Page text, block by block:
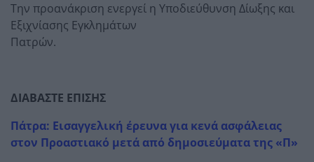
Την προανάκριση ενεργεί η Υποδιεύθυνση Δίωξης και
Εξιχνίασης Εγκλημάτων
Πατρών.
ΔΙΑΒΑΣΤΕ ΕΠΙΣΗΣ
Πάτρα: Εισαγγελική έρευνα για κενά ασφάλειας
στον Προαστιακό μετά από δημοσιεύματα της «Π»